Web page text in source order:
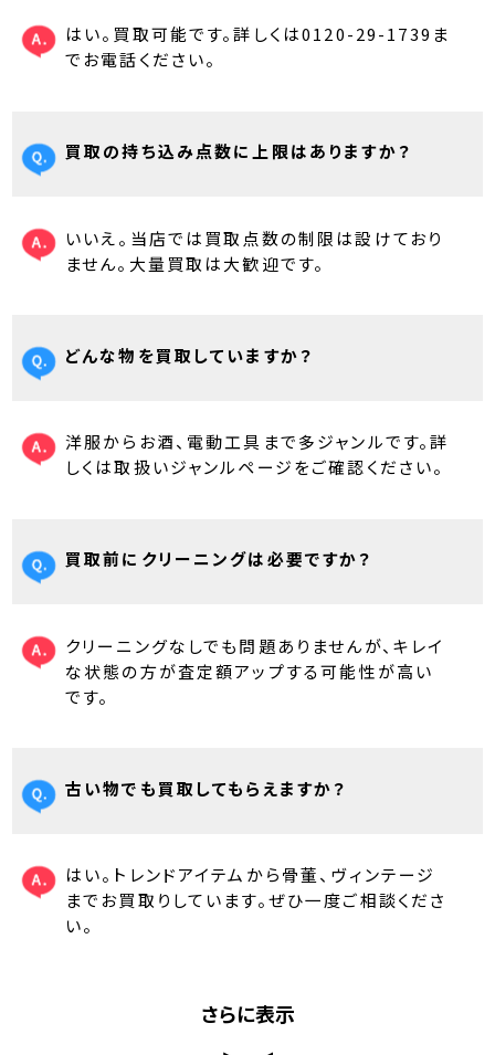
はい。買取可能です。詳しくは0120-29-1739ま
でお電話ください。
買取の持ち込み点数に上限はありますか？
いいえ。当店では買取点数の制限は設けており
ません。大量買取は大歓迎です。
どんな物を買取していますか？
洋服からお酒、電動工具まで多ジャンルです。詳
しくは取扱いジャンルページをご確認ください。
買取前にクリーニングは必要ですか？
クリーニングなしでも問題ありませんが、キレイ
な状態の方が査定額アップする可能性が高い
です。
古い物でも買取してもらえますか？
はい。トレンドアイテムから骨董、ヴィンテージ
までお買取りしています。ぜひ一度ご相談くださ
い。
さらに表示